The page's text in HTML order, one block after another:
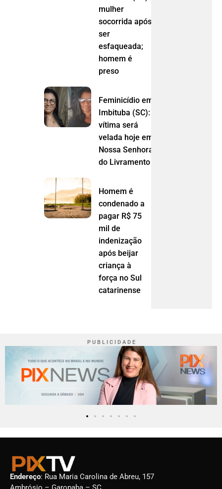
mulher
socorrida após
ser
esfaqueada;
homem é
preso
Feminicídio em
Imbituba (SC):
vítima será
velada hoje em
Nossa Senhora
do Livramento (MT)
Homem é
condenado a
pagar R$ 75
mil de
indenização
após beijar
criança à
força no Sul
catarinense
P U B L I C I D A D E
Endereço: Rua Maria Carolina de Abreu, 157